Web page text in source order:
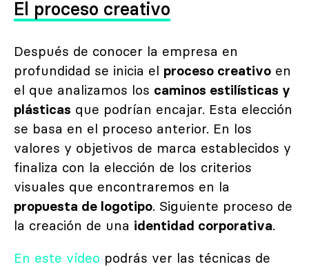
El proceso creativo
Después de conocer la empresa en
profundidad se inicia el proceso creativo en
el que analizamos los caminos estilísticas y
plásticas que podrían encajar. Esta elección
se basa en el proceso anterior. En los
valores y objetivos de marca establecidos y
finaliza con la elección de los criterios
visuales que encontraremos en la
propuesta de logotipo. Siguiente proceso de
la creación de una identidad corporativa.
En este vídeo podrás ver las técnicas de